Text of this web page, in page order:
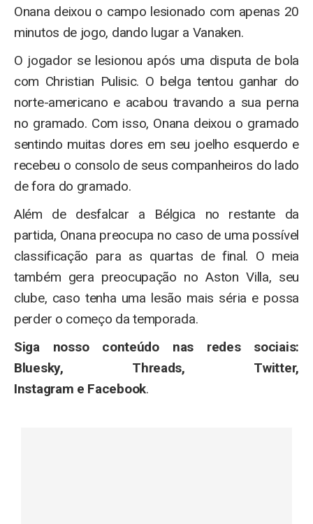
Onana deixou o campo lesionado com apenas 20
minutos de jogo, dando lugar a Vanaken.
O jogador se lesionou após uma disputa de bola
com Christian Pulisic. O belga tentou ganhar do
norte-americano e acabou travando a sua perna
no gramado. Com isso, Onana deixou o gramado
sentindo muitas dores em seu joelho esquerdo e
recebeu o consolo de seus companheiros do lado
de fora do gramado.
Além de desfalcar a Bélgica no restante da
partida, Onana preocupa no caso de uma possível
classificação para as quartas de final. O meia
também gera preocupação no Aston Villa, seu
clube, caso tenha uma lesão mais séria e possa
perder o começo da temporada.
Siga nosso conteúdo nas redes sociais:
Bluesky, Threads, Twitter,
Instagram e Facebook.